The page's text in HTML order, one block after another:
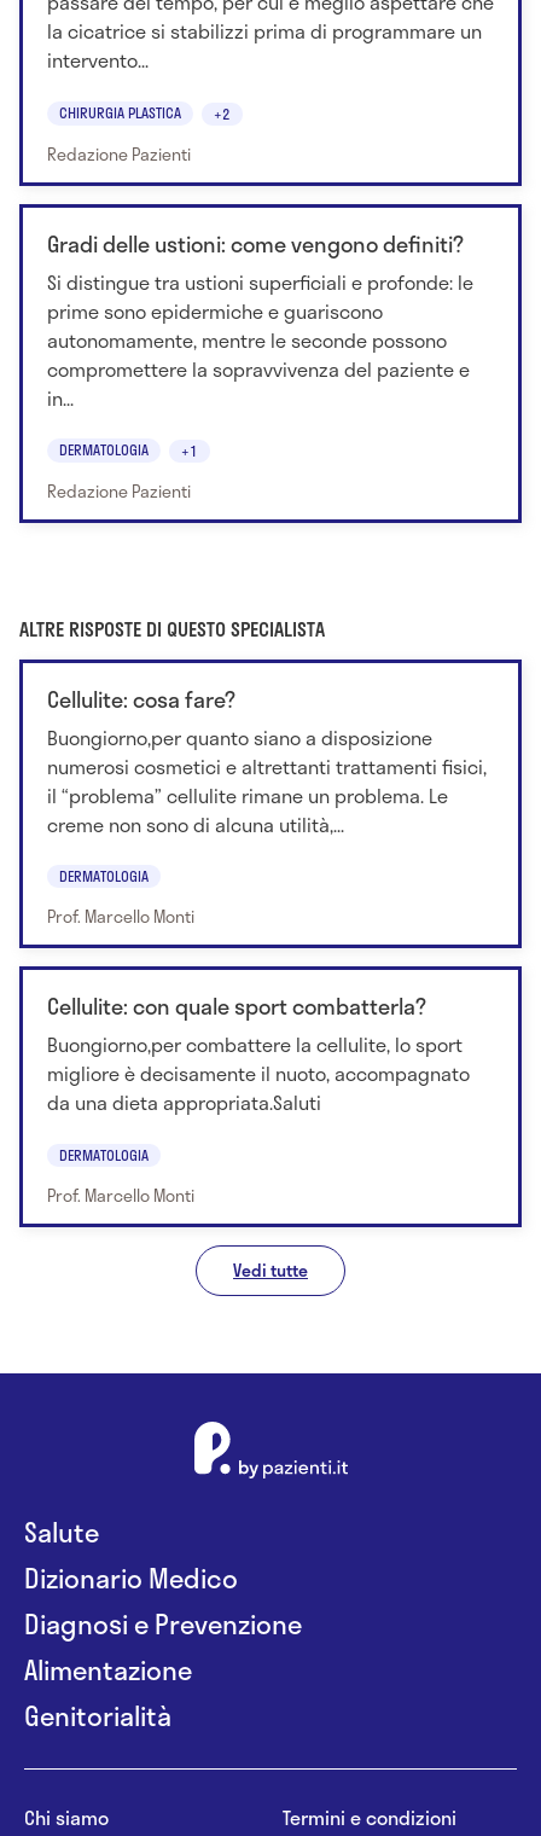
la cicatrice si stabilizzi prima di programmare un
intervento...
CHIRURGIA PLASTICA +2
Redazione Pazienti
Gradi delle ustioni: come vengono definiti?
Si distingue tra ustioni superficiali e profonde: le
prime sono epidermiche e guariscono
autonomamente, mentre le seconde possono
compromettere la sopravvivenza del paziente e
in...
DERMATOLOGIA +1
Redazione Pazienti
ALTRE RISPOSTE DI QUESTO SPECIALISTA
Cellulite: cosa fare?
Buongiorno,per quanto siano a disposizione
numerosi cosmetici e altrettanti trattamenti fisici,
il “problema” cellulite rimane un problema. Le
creme non sono di alcuna utilità,...
DERMATOLOGIA
Prof. Marcello Monti
Cellulite: con quale sport combatterla?
Buongiorno,per combattere la cellulite, lo sport
migliore è decisamente il nuoto, accompagnato
da una dieta appropriata.Saluti
DERMATOLOGIA
Prof. Marcello Monti
Vedi tutte
Salute
Dizionario Medico
Diagnosi e Prevenzione
Alimentazione
Genitorialità
Chi siamo
Termini e condizioni